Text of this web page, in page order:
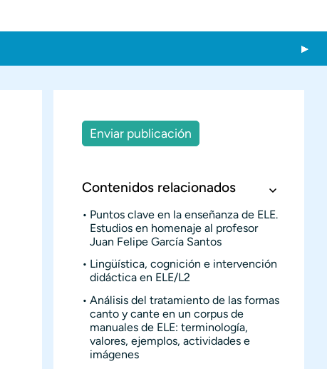
Enviar publicación
Contenidos relacionados
Puntos clave en la enseñanza de ELE.
Estudios en homenaje al profesor
Juan Felipe García Santos
Lingüística, cognición e intervención
didáctica en ELE/L2
Análisis del tratamiento de las formas
canto y cante en un corpus de
manuales de ELE: terminología,
valores, ejemplos, actividades e
imágenes